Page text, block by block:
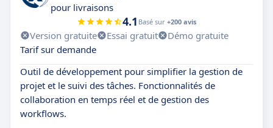
pour livraisons
4.1 Basé sur +200 avis
Version gratuite Essai gratuit
Démo gratuite
Tarif sur demande
Outil de développement pour simplifier la gestion de
projet et le suivi des tâches. Fonctionnalités de
collaboration en temps réel et de gestion des
workflows.